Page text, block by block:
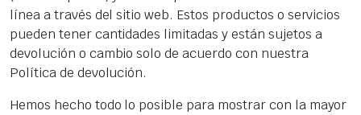
línea a través del sitio web. Estos productos o servicios
pueden tener cantidades limitadas y están sujetos a
devolución o cambio solo de acuerdo con nuestra
Política de devolución.
Hemos hecho todo lo posible para mostrar con la mayor